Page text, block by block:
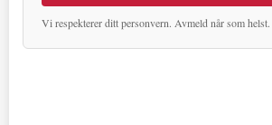
Vi respekterer ditt personvern. Avmeld når som helst.